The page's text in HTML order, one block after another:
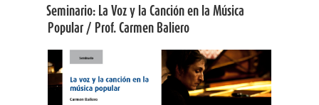
EL
Seminario: La Voz y la Canción en la Música
Popular / Prof. Carmen Baliero